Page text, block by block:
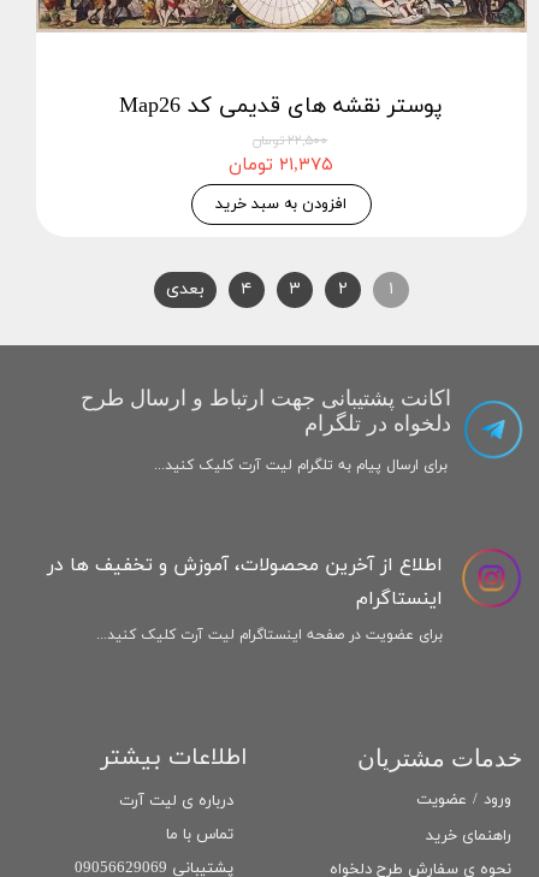
پوستر نقشه های قدیمی کد Map26
۲۲,۵۰۰ تومان
۲۱,۳۷۵ تومان
افزودن به سبد خرید
۱ ۲ ۳ ۴ بعدی
راهنمای خرید
نحوه ی سفارش طرح دلخواه
خدمات مشتریان
اکانت پشتیبانی جهت ارتباط و ارسال طرح
دلخواه در تلگرام
برای ارسال پیام به تلگرام لیت آرت کلیک کنید...
اطلاعات بیشتر
درباره ی لیت آرت
تماس با ما
پشتیبانی 09056629069
اطلاع از آخرین محصولات، آموزش و تخفیف ها در
اینستاگرام
برای عضویت در صفحه اینستاگرام لیت آرت کلیک کنید...
ورود / عضویت